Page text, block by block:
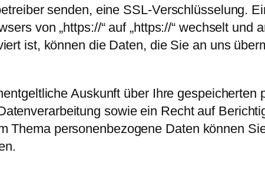
senden, eine SSL-Verschlüsselung.
von „https://“ auf „https://“ wechselt
ist, können die Daten, die Sie an uns
Auskunft über Ihre
sowie ein Recht auf
Thema personenbezogene Daten können